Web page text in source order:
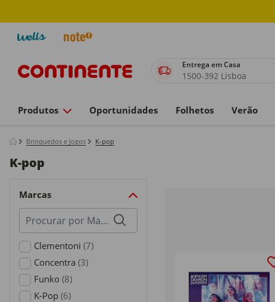
Entrega em Casa
1500-392 Lisboa
Produtos Oportunidades Folhetos Verão
Brinquedos e Jogos K-pop
K-pop
Marcas
Procurar
por
marcasClementoni (7)
Refine by Marcas: Clementoni
Concentra (3)
Refine by Marcas: Concentra
Funko (8)
Refine by Marcas: Funko
K-Pop (6)